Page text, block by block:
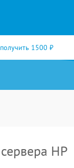
1500 ₽
HP